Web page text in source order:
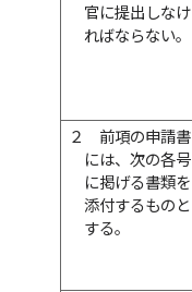
官に提出しなけ
ればならない。
２
前項の申請書
には、次の各号
に掲げる書類を
添付するものと
する。